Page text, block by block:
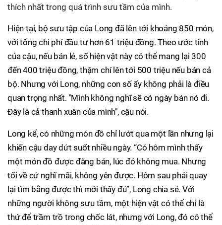
thích nhất trong quá trình sưu tầm của mình.
Hiện tại, bộ sưu tập của Long đã lên tới khoảng 850 món,
với tổng chi phí đầu tư hơn 61 triệu đồng. Theo ước tính
của cậu, nếu bán lẻ, số hiện vật này có thể mang lại 300
đến 400 triệu đồng, thậm chí lên tới 500 triệu nếu bán cả
bộ. Nhưng với Long, những con số ấy không phải là điều
quan trọng nhất. "Mình không nghĩ sẽ có ngày bán nó đi.
Đây là cả thanh xuân của mình", cậu nói.
Long kể, có những món đồ chỉ lướt qua một lần nhưng lại
khiến cậu day dứt suốt nhiều ngày. “Có hôm mình thấy
một món đồ được đăng bán, lúc đó không mua. Nhưng
tối về cứ nghĩ mãi, không yên được. Hôm sau phải quay
lại tìm bằng được thì mới thấy đủ”, Long chia sẻ. Với
những người không sưu tầm, một hiện vật có thể chỉ là
thứ để trầm trồ trong chốc lát, nhưng với Long, đó có thể